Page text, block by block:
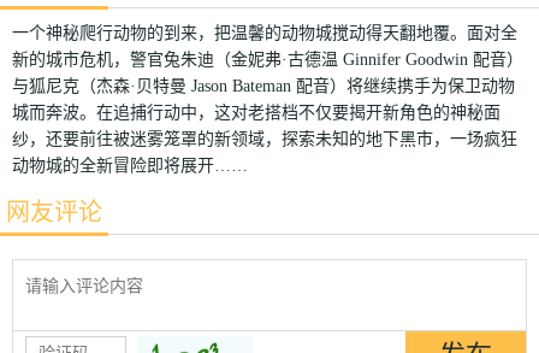
一个神秘爬行动物的到来，把温馨的动物城搅动得天翻地覆。面对全
新的城市危机，警官兔朱迪（金妮弗·古德温 Ginnifer Goodwin 配音）
与狐尼克（杰森·贝特曼 Jason Bateman 配音）将继续携手为保卫动物
城而奔波。在追捕行动中，这对老搭档不仅要揭开新角色的神秘面
纱，还要前往被迷雾笼罩的新领域，探索未知的地下黑市，一场疯狂
动物城的全新冒险即将展开……
网友评论